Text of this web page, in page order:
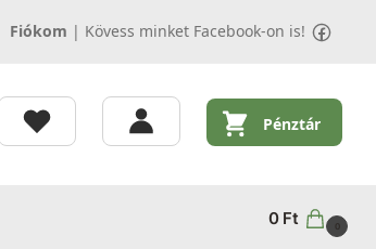
Fiókom | Kövess minket Facebook-on is!
Pénztár
0 Ft 0